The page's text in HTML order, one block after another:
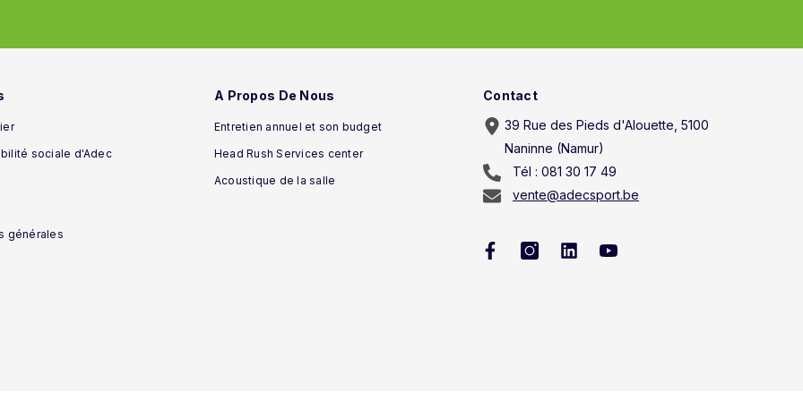
sociale d'Adec
générales
A Propos De Nous
Entretien annuel et son budget
Head Rush Services center
Acoustique de la salle
Contact
39 Rue des Pieds d'Alouette, 5100
Naninne (Namur)
Tél : 081 30 17 49
vente@adecsport.be